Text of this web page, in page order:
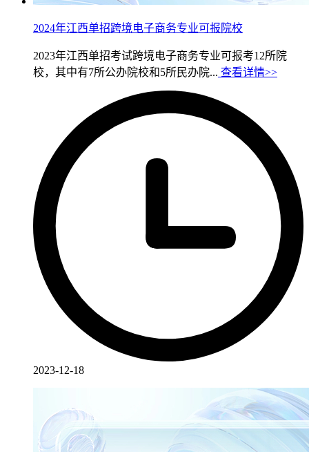
2024年江西单招跨境电子商务专业可报院校
2023年江西单招考试跨境电子商务专业可报考12所院
校，其中有7所公办院校和5所民办院... 查看详情>>
2023-12-18